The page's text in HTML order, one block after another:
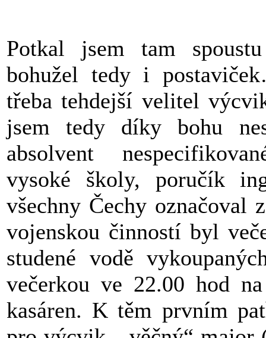
Potkal jsem tam
bohužel tedy i
třeba tehdejší velitel
jsem tedy díky bohu
absolvent
vysoké školy, poručík
všechny Čechy označoval
vojenskou činností byl
studené vodě
večerkou ve 22.00 hod
kasáren. K těm prvním